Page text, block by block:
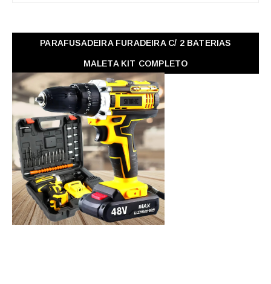
PARAFUSADEIRA FURADEIRA C/ 2 BATERIAS
MALETA KIT COMPLETO